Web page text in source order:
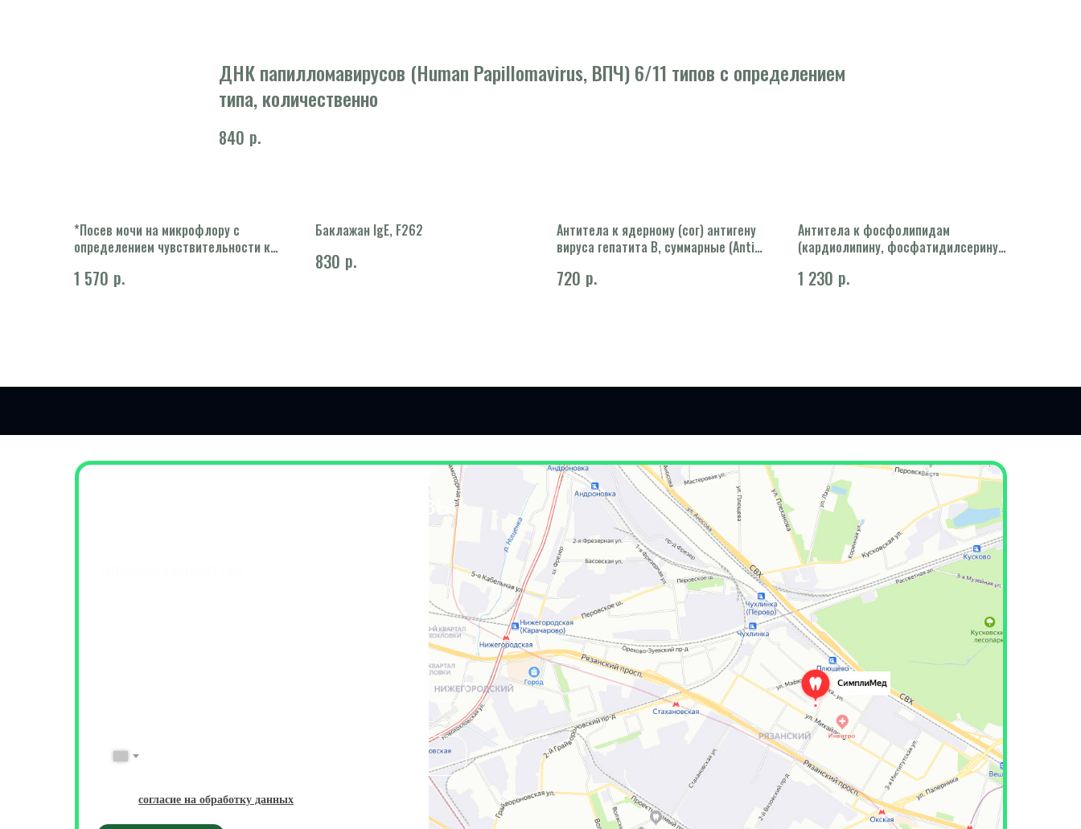
ДНК папилломавирусов (Human Papillomavirus, ВПЧ) 6/11 типов с определением
типа, количественно
840 р.
*Посев мочи на микрофлору с
определением чувствительности к
т.ч. кандида
1 570 р.
Баклажан IgE, F262
830 р.
Антитела к ядерному (cor) антигену
вируса гепатита В, суммарные (Anti-
720 р.
Антитела к фосфолипидам
(кардиолипину, фосфатидилсерину,
фосфатидиловой кислоте),
1 230 р.
согласие на обработку данных